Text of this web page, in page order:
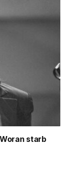
starb